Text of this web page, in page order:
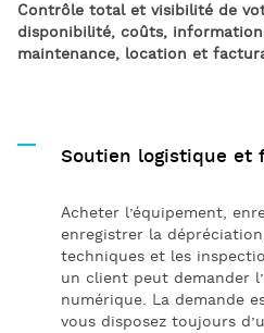
Contrôle total et visibilité de
disponibilité, coûts,
maintenance, location et
Soutien logistique et
Acheter l’équipement,
enregistrer la
techniques et les
un client peut demander
numérique. La demande
vous disposez toujours